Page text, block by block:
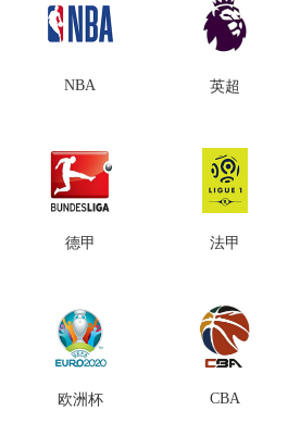
NBA 英超
德甲 法甲
欧洲杯 CBA